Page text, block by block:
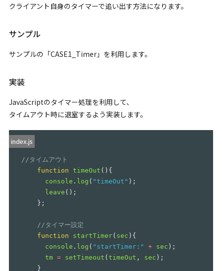
クライアント自身のタイマーで追い出す方法になります。
サンプル
サンプルの「CASE1_Timer」を利用します。
実装
JavaScriptのタイマー処理を利用して、
タイムアウト時に退室するよう実装します。
index.js
//タイムアウト
function
timeOut (){
console . log ( "timeOut " );
leave ();
};
//タイマー設定
function
startTimer( sec ){
console . log ( " startTimer: " + sec );
tm = setTimeout (timeOut , sec );
}